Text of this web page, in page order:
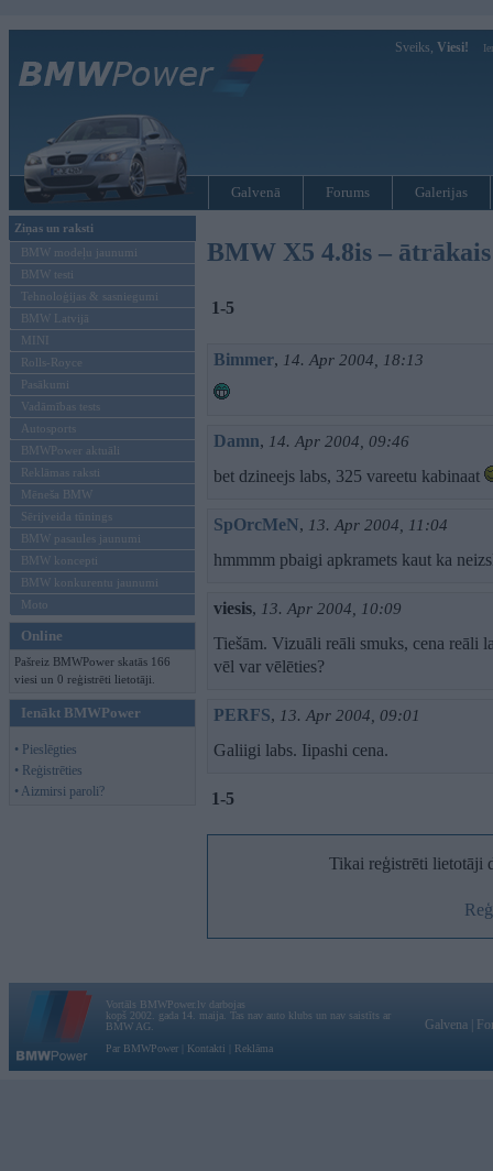
Sveiks, Viesi!
Galvenā Forums Galerijas
Ziņas un raksti
BMW modeļu jaunumi
BMW testi
Tehnoloģijas & sasniegumi
BMW Latvijā
MINI
Rolls-Royce
Pasākumi
Vadāmības tests
Autosports
BMWPower aktuāli
Reklāmas raksti
Mēneša BMW
Sērijveida tūnings
BMW pasaules jaunumi
BMW koncepti
BMW konkurentu jaunumi
Moto
Online
Pašreiz BMWPower skatās 166
viesi un 0 reģistrēti lietotāji.
Ienākt BMWPower
• Pieslēgties
• Reģistrēties
• Aizmirsi paroli?
BMW X5 4.8is –
1-5
Bimmer, 14. Apr 2004, 18:13
Damn, 14. Apr 2004, 09:46
bet dzineejs labs, 325 vareetu kabinaat
SpOrcMeN, 13. Apr 2004, 11:04
hmmmm pbaigi apkramets kaut ka
viesis, 13. Apr 2004, 10:09
Tiešām. Vizuāli reāli smuks, cena reāli
vēl var vēlēties?
PERFS, 13. Apr 2004, 09:01
Galiigi labs. Iipashi cena.
1-5
Tikai reģistrēti lietotāji
Vortāls BMWPower.lv darbojas
kopš 2002. gada 14. maija. Tas nav auto klubs un nav saistīts ar
BMW AG.
Par BMWPower
Kontakti Reklāma
Galvena